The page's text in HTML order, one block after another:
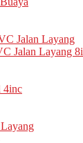
Jalan Layang
Jalan Layang
4inc